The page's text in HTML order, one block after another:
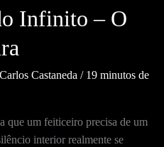
Infinito – O
Carlos Castaneda / 19 minutos de
que um feiticeiro precisa de um
interior realmente se